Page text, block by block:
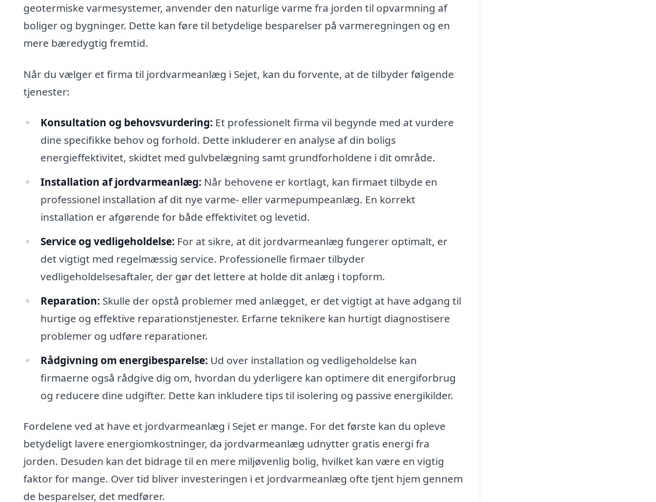
geotermiske varmesystemer, anvender den naturlige varme fra jorden til opvarmning af
boliger og bygninger. Dette kan føre til betydelige besparelser på varmeregningen og en
mere bæredygtig fremtid.
Når du vælger et firma til jordvarmeanlæg i Sejet, kan du forvente, at de tilbyder følgende
tjenester:
Konsultation og behovsvurdering: Et professionelt firma vil begynde med at vurdere
dine specifikke behov og forhold. Dette inkluderer en analyse af din boligs
energieffektivitet, skidtet med gulvbelægning samt grundforholdene i dit område.
Installation af jordvarmeanlæg: Når behovene er kortlagt, kan firmaet tilbyde en
professionel installation af dit nye varme- eller varmepumpeanlæg. En korrekt
installation er afgørende for både effektivitet og levetid.
Service og vedligeholdelse: For at sikre, at dit jordvarmeanlæg fungerer optimalt, er
det vigtigt med regelmæssig service. Professionelle firmaer tilbyder
vedligeholdelsesaftaler, der gør det lettere at holde dit anlæg i topform.
Reparation: Skulle der opstå problemer med anlægget, er det vigtigt at have adgang til
hurtige og effektive reparationstjenester. Erfarne teknikere kan hurtigt diagnostisere
problemer og udføre reparationer.
Rådgivning om energibesparelse: Ud over installation og vedligeholdelse kan
firmaerne også rådgive dig om, hvordan du yderligere kan optimere dit energiforbrug
og reducere dine udgifter. Dette kan inkludere tips til isolering og passive energikilder.
Fordelene ved at have et jordvarmeanlæg i Sejet er mange. For det første kan du opleve
betydeligt lavere energiomkostninger, da jordvarmeanlæg udnytter gratis energi fra
jorden. Desuden kan det bidrage til en mere miljøvenlig bolig, hvilket kan være en vigtig
faktor for mange. Over tid bliver investeringen i et jordvarmeanlæg ofte tjent hjem gennem
de besparelser, det medfører.